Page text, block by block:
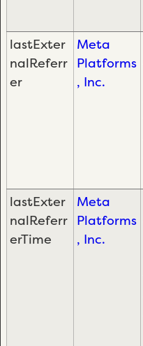
lastExter
nalReferr
er
Meta
Platforms
, Inc.
lastExter
nalReferr
erTime
Meta
Platforms
, Inc.